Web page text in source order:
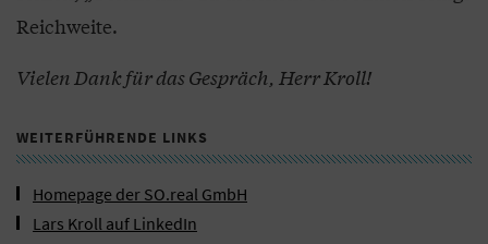
Reichweite.
Vielen Dank für das Gespräch, Herr Kroll!
WEITERFÜHRENDE LINKS
Homepage der SO.real GmbH
Lars Kroll auf LinkedIn